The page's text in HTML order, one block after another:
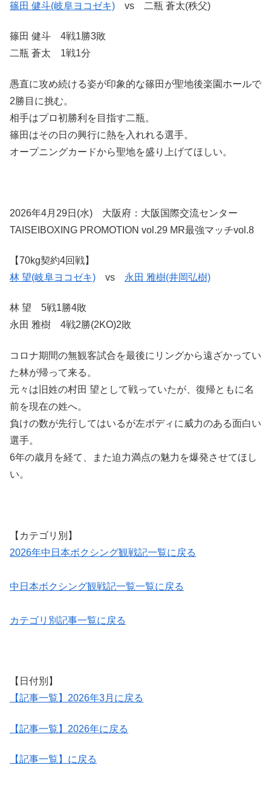
篠田 健斗(岐阜ヨコゼキ) vs 二瓶 蒼太(秩父)
篠田 健斗 4戦1勝3敗
二瓶 蒼太 1戦1分
愚直に攻め続ける姿が印象的な篠田が聖地後楽園ホールで
2勝目に挑む。
相手はプロ初勝利を目指す二瓶。
篠田はその日の興行に熱を入れれる選手。
オープニングカードから聖地を盛り上げてほしい。
2026年4月29日(水) 大阪府：大阪国際交流センター
TAISEIBOXING PROMOTION vol.29 MR最強マッチvol.8
【70kg契約4回戦】
林 望(岐阜ヨコゼキ) vs 永田 雅樹(井岡弘樹)
林 望 5戦1勝4敗
永田 雅樹 4戦2勝(2KO)2敗
コロナ期間の無観客試合を最後にリングから遠ざかってい
た林が帰って来る。
元々は旧姓の村田 望として戦っていたが、復帰ともに名
前を現在の姓へ。
負けの数が先行してはいるが左ボディに威力のある面白い
選手。
6年の歳月を経て、また迫力満点の魅力を爆発させてほし
い。
【カテゴリ別】
2026年中日本ボクシング観戦記一覧に戻る
中日本ボクシング観戦記一覧一覧に戻る
カテゴリ別記事一覧に戻る
【日付別】
【記事一覧】2026年3月に戻る
【記事一覧】2026年に戻る
【記事一覧】に戻る